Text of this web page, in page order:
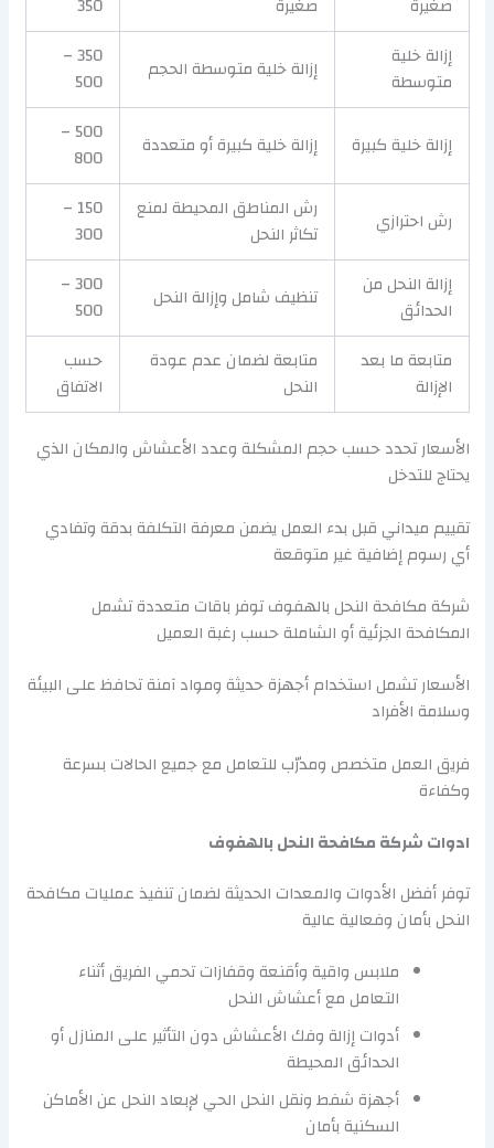
إزالة خلية
متوسطة
إزالة خلية متوسطة الحجم
350 –
500
إزالة خلية كبيرة إزالة خلية كبيرة أو متعددة
500 –
800
رش احترازي
رش المناطق المحيطة لمنع
تكاثر النحل
150 –
300
إزالة النحل من
الحدائق
تنظيف شامل وإزالة النحل
300 –
500
متابعة ما بعد
الإزالة
متابعة لضمان عدم عودة
النحل
حسب
الاتفاق
الأسعار تحدد حسب حجم المشكلة وعدد الأعشاش والمكان الذي
يحتاج للتدخل
تقييم ميداني قبل بدء العمل يضمن معرفة التكلفة بدقة وتفادي
أي رسوم إضافية غير متوقعة
شركة مكافحة النحل بالهفوف توفر باقات متعددة تشمل
المكافحة الجزئية أو الشاملة حسب رغبة العميل
الأسعار تشمل استخدام أجهزة حديثة ومواد آمنة تحافظ على البيئة
وسلامة الأفراد
فريق العمل متخصص ومدرّب للتعامل مع جميع الحالات بسرعة
وكفاءة
ادوات شركة مكافحة النحل بالهفوف
توفر أفضل الأدوات والمعدات الحديثة لضمان تنفيذ عمليات مكافحة
النحل بأمان وفعالية عالية
ملابس واقية وأقنعة وقفازات تحمي الفريق أثناء
التعامل مع أعشاش النحل
أدوات إزالة وفك الأعشاش دون التأثير على المنازل أو
الحدائق المحيطة
أجهزة شفط ونقل النحل الحي لإبعاد النحل عن الأماكن
السكنية بأمان